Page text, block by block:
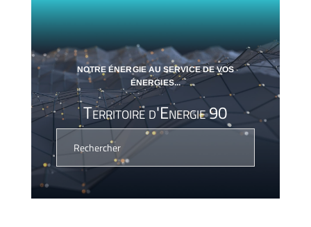
NOTRE ÉNERGIE AU SERVICE DE VOS
ÉNERGIES...
Territoire d'Energie 90